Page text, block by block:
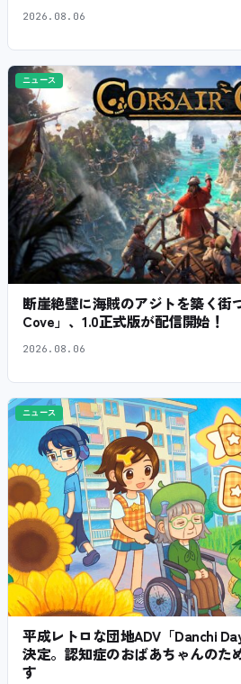
2026.08.06
ニュース
断崖絶壁に海賊のアジトを築く街
Cove」、1.0正式版が配信開始！
2026.08.06
ニュース
平成レトロな団地ADV「Danchi
決定。認知症のおばあちゃんのた
す